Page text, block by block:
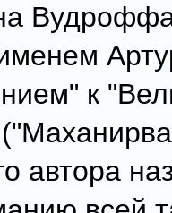
к
автора